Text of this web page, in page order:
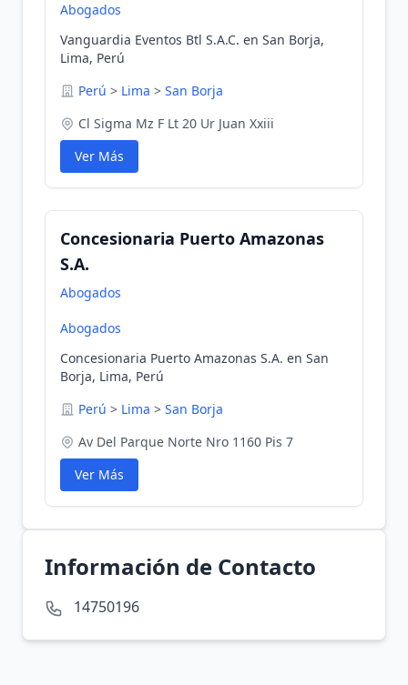
Abogados
Vanguardia Eventos Btl S.A.C. en San Borja,
Lima, Perú
Perú > Lima > San Borja
Cl Sigma Mz F Lt 20 Ur Juan Xxiii
Ver Más
Concesionaria Puerto Amazonas
S.A.
Abogados
Abogados
Concesionaria Puerto Amazonas S.A. en San
Borja, Lima, Perú
Perú > Lima > San Borja
Av Del Parque Norte Nro 1160 Pis 7
Ver Más
Información de Contacto
14750196